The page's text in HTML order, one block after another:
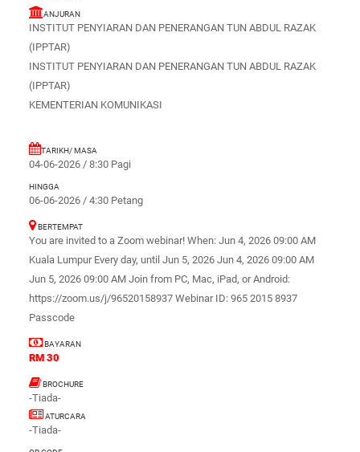
ANJURAN
INSTITUT PENYIARAN DAN PENERANGAN TUN ABDUL RAZAK
(IPPTAR)
INSTITUT PENYIARAN DAN PENERANGAN TUN ABDUL RAZAK
(IPPTAR)
KEMENTERIAN KOMUNIKASI
TARIKH/ MASA
04-06-2026 / 8:30 Pagi
HINGGA
06-06-2026 / 4:30 Petang
BERTEMPAT
You are invited to a Zoom webinar! When: Jun 4, 2026 09:00 AM
Kuala Lumpur Every day, until Jun 5, 2026 Jun 4, 2026 09:00 AM
Jun 5, 2026 09:00 AM Join from PC, Mac, iPad, or Android:
https://zoom.us/j/96520158937 Webinar ID: 965 2015 8937
Passcode
BAYARAN
RM 30
BROCHURE
-Tiada-
ATURCARA
-Tiada-